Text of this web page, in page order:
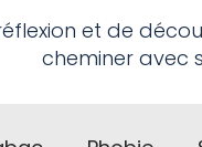
et de
cheminer avec